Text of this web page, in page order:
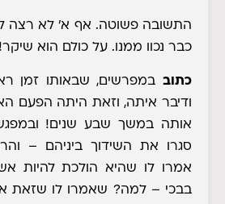
התשובה פשוטה. אף א' לא רצה
כבר נכוו ממנו. על כולם הוא שיקר!
כתוב במפרשים, שבאותו זמן
ודיבר איתה, וזאת היתה הפעם
אותה במשך שבע שנים!
סגרו את השידוך ביניהם –
אמרו לו שהיא הולכת להיות
בבכי – למה? שאמרו לו שזאת